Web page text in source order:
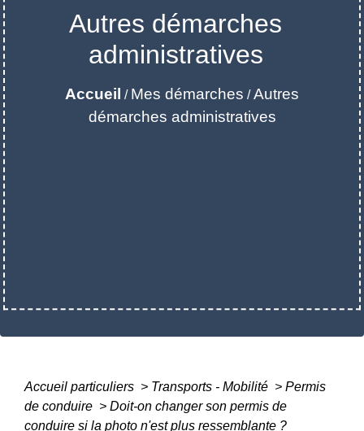
Autres démarches
administratives
Accueil / Mes démarches /Autres
démarches administratives
Accueil particuliers > Transports - Mobilité > Permis
de conduire > Doit-on changer son permis de
conduire si la photo n'est plus ressemblante ?